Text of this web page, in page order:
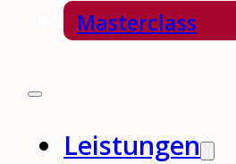
Masterclass
Leistungen